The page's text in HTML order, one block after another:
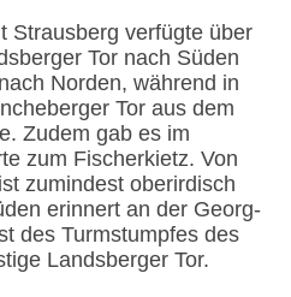
Strausberg verfügte über
Tor nach Süden
Norden, während in
Tor aus dem
Zudem gab es im
zum Fischerkietz. Von
zumindest oberirdisch
erinnert an der Georg-
des Turmstumpfes des
Landsberger Tor.